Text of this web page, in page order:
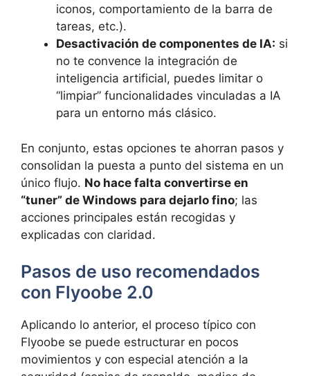
iconos, comportamiento de la barra de
tareas, etc.).
Desactivación de componentes de IA: si
no te convence la integración de
inteligencia artificial, puedes limitar o
“limpiar” funcionalidades vinculadas a IA
para un entorno más clásico.
En conjunto, estas opciones te ahorran pasos y
consolidan la puesta a punto del sistema en un
único flujo. No hace falta convertirse en
“tuner” de Windows para dejarlo fino; las
acciones principales están recogidas y
explicadas con claridad.
Pasos de uso recomendados
con Flyoobe 2.0
Aplicando lo anterior, el proceso típico con
Flyoobe se puede estructurar en pocos
movimientos y con especial atención a la